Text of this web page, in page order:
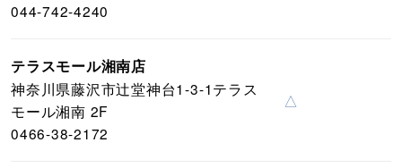
044-742-4240
テラスモール湘南店
神奈川県藤沢市辻堂神台1-3-1テラス
モール湘南 2F
0466-38-2172
△